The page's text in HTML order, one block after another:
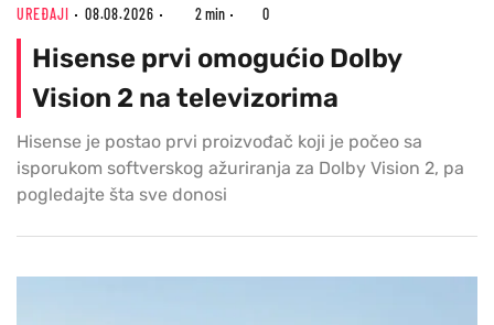
UREĐAJI 08.08.2026 2 min 0
Hisense prvi omogućio Dolby
Vision 2 na televizorima
Hisense je postao prvi proizvođač koji je počeo sa
isporukom softverskog ažuriranja za Dolby Vision 2, pa
pogledajte šta sve donosi